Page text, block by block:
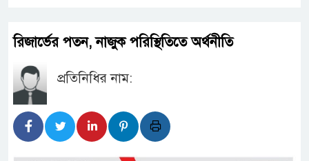
রিজার্ভের পতন, নাজুক পরিস্থিতিতে অর্থনীতি
প্রতিনিধির নাম: